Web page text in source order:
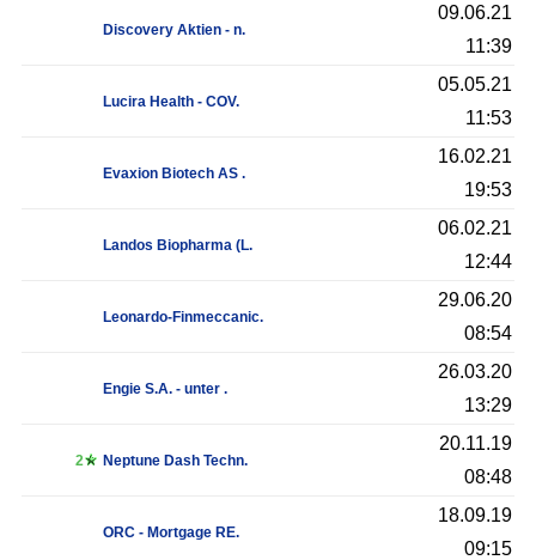
Discovery Aktien - n.
09.06.21
11:39
Lucira Health - COV.
05.05.21
11:53
Evaxion Biotech AS .
16.02.21
19:53
Landos Biopharma (L.
06.02.21
12:44
Leonardo-Finmeccanic.
29.06.20
08:54
Engie S.A. - unter .
26.03.20
13:29
2 Neptune Dash Techn.
20.11.19
08:48
ORC - Mortgage RE.
18.09.19
09:15